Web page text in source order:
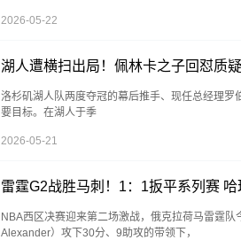
2026-05-22
湖人遭横扫出局！佩林卡之子回怼质
洛杉矶湖人队两度夺冠的幕后推手、现任总经理
要目标。在湖人于季
2026-05-21
雷霆G2战胜马刺！1：1扳平系列赛
NBA西区决赛迎来第二场激战，俄克拉荷马雷霆
Alexander）攻下30分、9助攻的带领下，